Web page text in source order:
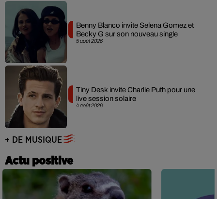
5 août 2026
Benny Blanco invite Selena Gomez et
Becky G sur son nouveau single
4 août 2026
Tiny Desk invite Charlie Puth pour une
live session solaire
+ DE MUSIQUE
Actu positive